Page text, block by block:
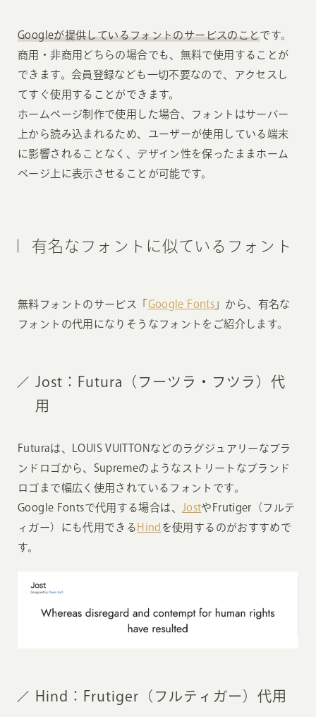
Googleが提供しているフォントのサービスのことです。
商用・非商用どちらの場合でも、無料で使用することが
できます。会員登録なども一切不要なので、アクセスし
てすぐ使用することができます。
ホームページ制作で使用した場合、フォントはサーバー
上から読み込まれるため、ユーザーが使用している端末
に影響されることなく、デザイン性を保ったままホーム
ページ上に表示させることが可能です。
有名なフォントに似ているフォント
無料フォントのサービス「 Google Fonts 」から、有名な
フォントの代用になりそうなフォントをご紹介します。
Jost：Futura（フーツラ・フツラ）代
用
Futuraは、LOUIS VUITTONなどのラグジュアリーなブラ
ンドロゴから、Supremeのようなストリートなブランド
ロゴまで幅広く使用されているフォントです。
Google Fontsで代用する場合は、
JostやFrutiger（フルテ
ィガー）にも代用できる Hind を使用するのがおすすめで
す。
Hind：Frutiger（フルティガー）代用